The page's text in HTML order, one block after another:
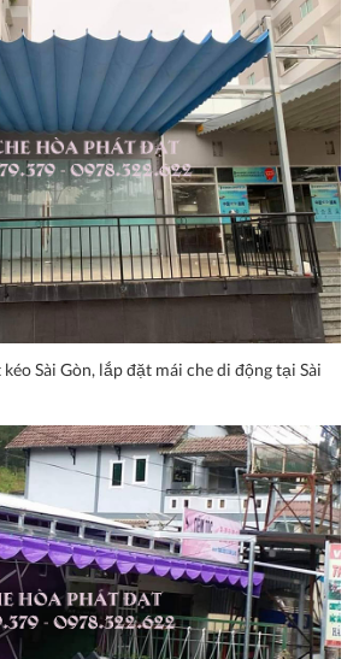
Sài Gòn, lắp đặt mái che di động tại Sài